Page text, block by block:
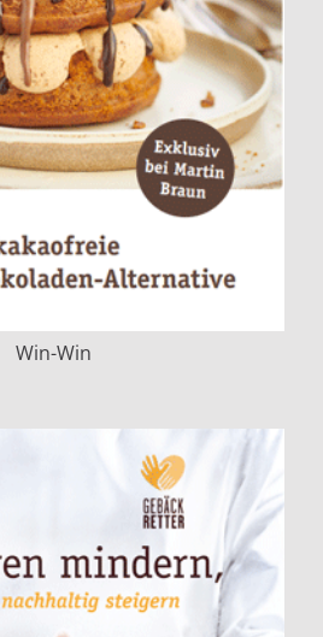
Win-Win